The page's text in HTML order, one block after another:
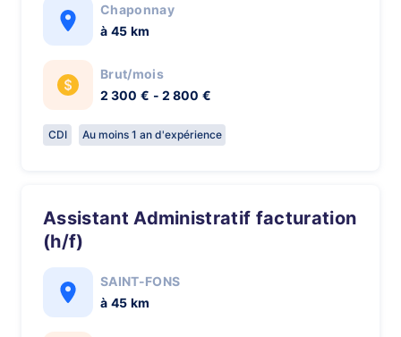
Chaponnay
à 45 km
Brut/mois
2 300 € - 2 800 €
CDI Au moins 1 an d'expérience
Assistant Administratif facturation
(h/f)
SAINT-FONS
à 45 km